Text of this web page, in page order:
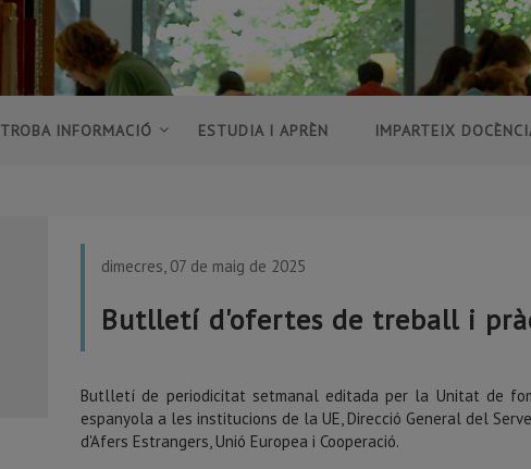
TROBA INFORMACIÓ ESTUDIA I APRÈN IMPARTEIX
dimecres, 07 de maig de 2025
Butlletí d'ofertes de treball i
Butlletí de periodicitat setmanal editada per la Unitat de
espanyola a les institucions de la UE, Direcció General del
d'Afers Estrangers, Unió Europea i Cooperació.